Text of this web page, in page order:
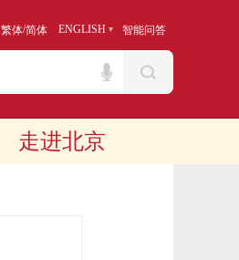
繁体/简体 ENGLISH 智能问答
走进北京